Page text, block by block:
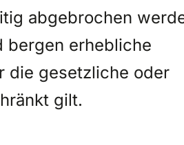
abgebrochen
bergen erhebliche
die gesetzliche oder
gilt.